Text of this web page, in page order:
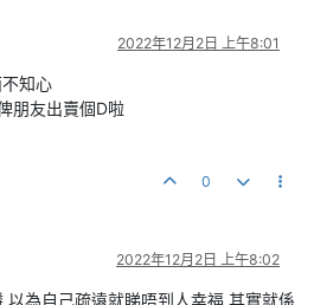
2022年12月2日 上午8:01
知心
朋友出賣個D啦
0
2022年12月2日 上午8:02
以為自己疏遠就睇唔到人幸福 其實就係